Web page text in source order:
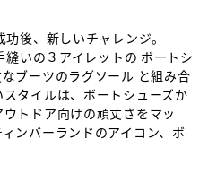
後、新しいチャレンジ。
いの３アイレットの ボートシ
ブーツのラグソール と組み合
タイルは、ボートシューズか
トドア向けの頑丈さをマッ
ンバーランドのアイコン、ボ